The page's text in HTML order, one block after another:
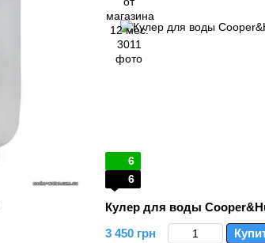
6
6
Кулер для воды
3 450 грн